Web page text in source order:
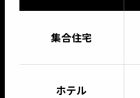
集合住宅
ホテル